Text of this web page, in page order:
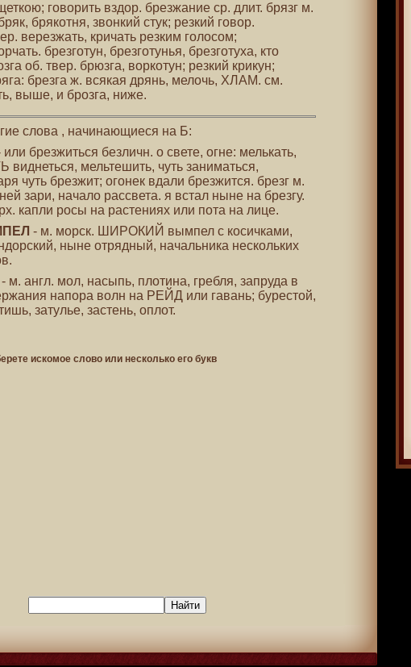
говорить вздор. брезжание ср. длит. брязг м.
брякотня, звонкий стук; резкий говор.
верезжать, кричать резким голосом;
брезготун, брезготунья, брезготуха, кто
об. твер. брюзга, воркотун; резкий крикун;
брезга ж. всякая дрянь, мелочь, ХЛАМ. см.
выше, и брозга, ниже.
слова , начинающиеся на Б:
или брезжиться безличн. о свете, огне: мелькать,
виднеться, мельтешить, чуть заниматься,
чуть брезжит; огонек вдали брезжится. брезг м.
зари, начало рассвета. я встал ныне на брезгу.
капли росы на растениях или пота на лице.
- м. морск. ШИРОКИЙ вымпел с косичками,
ныне отрядный, начальника нескольких
- м. англ. мол, насыпь, плотина, гребля, запруда в
напора волн на РЕЙД или гавань; бурестой,
затулье, застень, оплот.
искомое слово или несколько его букв